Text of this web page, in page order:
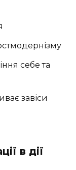
себе та
завіси
в дії